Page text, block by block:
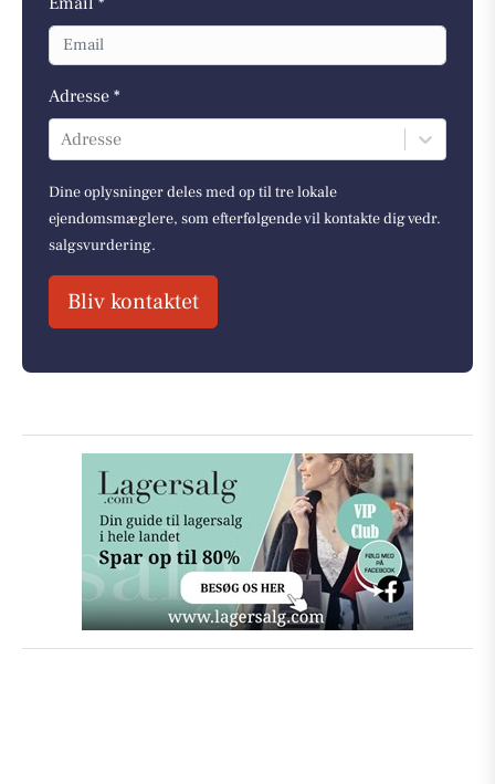
Adresse *
Adresse
Dine oplysninger deles med op til tre lokale
ejendomsmæglere, som efterfølgende vil kontakte dig vedr.
salgsvurdering.
Bliv kontaktet